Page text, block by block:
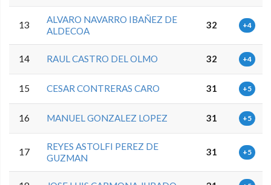
13
ALVARO NAVARRO IBAÑEZ DE
ALDECOA
32 +4
14 RAUL CASTRO DEL OLMO 32 +4
15 CESAR CONTRERAS CARO 31 +5
16 MANUEL GONZALEZ LOPEZ 31 +5
17
REYES ASTOLFI PEREZ DE
GUZMAN
31 +5